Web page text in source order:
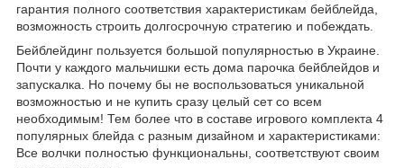
гарантия полного соответствия характеристикам бейблейда,
возможность строить долгосрочную стратегию и побеждать.
Бейблейдинг пользуется большой популярностью в Украине.
Почти у каждого мальчишки есть дома парочка бейблейдов и
запускалка. Но почему бы не воспользоваться уникальной
возможностью и не купить сразу целый сет со всем
необходимым! Тем более что в составе игрового комплекта 4
популярных блейда с разным дизайном и характеристиками:
Все волчки полностью функциональны, соответствуют своим